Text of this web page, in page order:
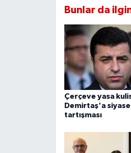
Bunlar da
Çerçeve yasa
Demirtaş'a
tartışması